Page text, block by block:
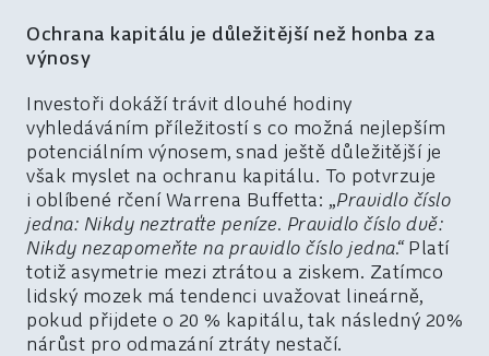
Ochrana kapitálu je důležitější než honba za
výnosy
Investoři dokáží trávit dlouhé hodiny
vyhledáváním příležitostí s co možná nejlepším
potenciálním výnosem, snad ještě důležitější je
však myslet na ochranu kapitálu. To potvrzuje
i oblíbené rčení Warrena Buffetta: „Pravidlo číslo
jedna: Nikdy neztraťte peníze. Pravidlo číslo dvě:
Nikdy nezapomeňte na pravidlo číslo jedna.“Platí
totiž asymetrie mezi ztrátou a ziskem. Zatímco
lidský mozek má tendenci uvažovat lineárně,
pokud přijdete o 20 % kapitálu, tak následný 20%
nárůst pro odmazání ztráty nestačí.